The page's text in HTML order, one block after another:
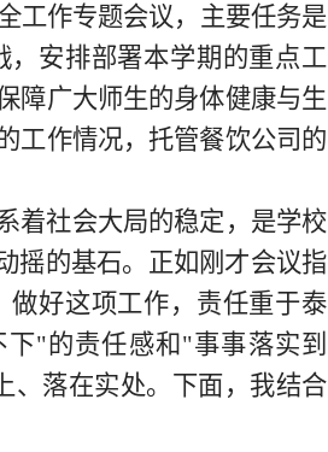
工作专题会议，主要任务是
安排部署本学期的重点工
障广大师生的身体健康与生
工作情况，托管餐饮公司的
着社会大局的稳定，是学校
摇的基石。正如刚才会议指
做好这项工作，责任重于泰
"的责任感和"事事落实到
、落在实处。下面，我结合